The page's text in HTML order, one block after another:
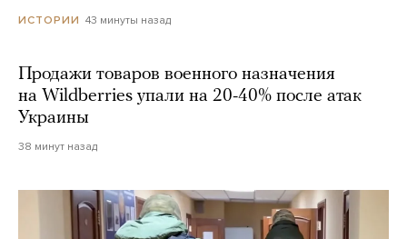
ИСТОРИИ 43 минуты назад
Продажи товаров военного назначения
на Wildberries упали на 20-40% после атак
Украины
38 минут назад